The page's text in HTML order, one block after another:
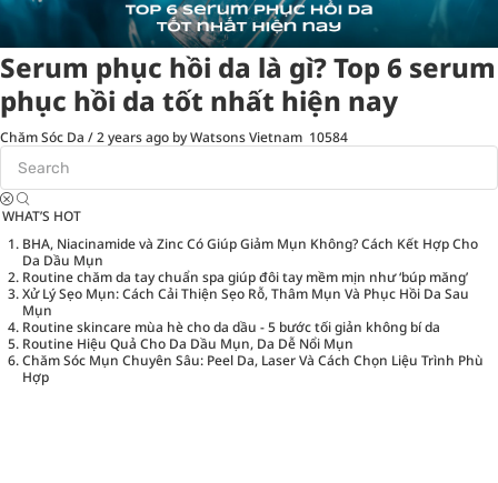
Serum phục hồi da là gì? Top 6 serum
phục hồi da tốt nhất hiện nay
Chăm Sóc Da /2 years ago by Watsons Vietnam 10584
WHAT’S HOT
BHA, Niacinamide và Zinc Có Giúp Giảm Mụn Không? Cách Kết Hợp Cho
Da Dầu Mụn
Routine chăm da tay chuẩn spa giúp đôi tay mềm mịn như ‘búp măng’
Xử Lý Sẹo Mụn: Cách Cải Thiện Sẹo Rỗ, Thâm Mụn Và Phục Hồi Da Sau
Mụn
Routine skincare mùa hè cho da dầu - 5 bước tối giản không bí da
Routine Hiệu Quả Cho Da Dầu Mụn, Da Dễ Nổi Mụn
Chăm Sóc Mụn Chuyên Sâu: Peel Da, Laser Và Cách Chọn Liệu Trình Phù
Hợp